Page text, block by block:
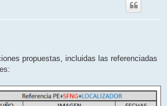
propuestas, incluidas las referenciadas